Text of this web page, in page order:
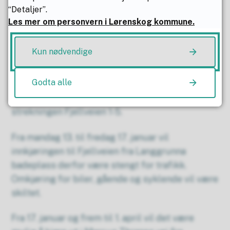
Kommunekart
For å skifte ut de kommunale rørene som ligger
under Fjellveien må vi grave opp veien på
strekningen Fjellveien 1-5.
Fra mandag 13. til fredag 17. januar vil
innkjøringen til Fjellveien fra Langgrunna
badeplass derfor være stengt for trafikk.
Omkjøring for biler, gående og syklende vil være
skiltet.
Fra 17. januar og frem til 1. april vil det være
“Detaljer”.
Les mer om personvern i Lørenskog kommune.
Kun nødvendige
Godta alle